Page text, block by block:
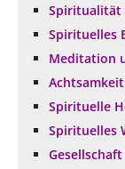
Spiritualität
Spirituelles
Meditation
Spirituelle
Spirituelles